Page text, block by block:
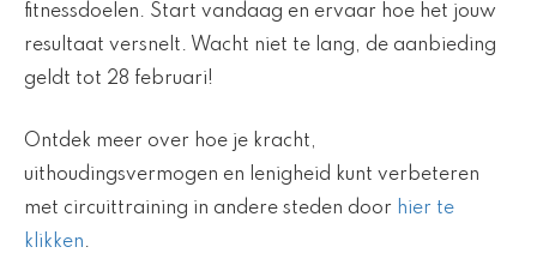
fitnessdoelen. Start vandaag en ervaar hoe het jouw
resultaat versnelt. Wacht niet te lang, de aanbieding
geldt tot 28 februari!
Ontdek meer over hoe je kracht,
uithoudingsvermogen en lenigheid kunt verbeteren
met circuittraining in andere steden door hier te
klikken.